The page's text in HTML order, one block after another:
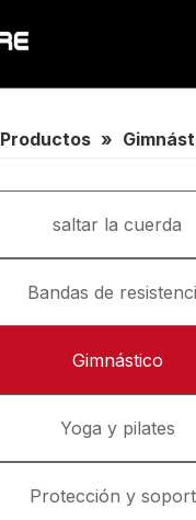
Productos »
saltar la cuerda
Bandas de
Gimnástico
Yoga y pilates
Protección y